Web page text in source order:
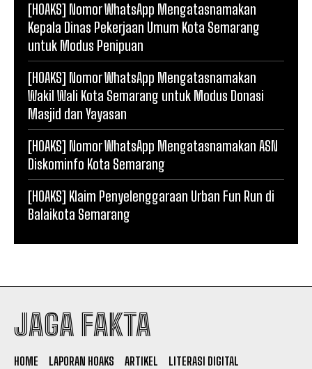
[HOAKS] Nomor WhatsApp Mengatasnamakan
Kepala Dinas Pekerjaan Umum Kota Semarang
untuk Modus Penipuan
[HOAKS] Nomor WhatsApp Mengatasnamakan
Wakil Wali Kota Semarang untuk Modus Donasi
Masjid dan Yayasan
[HOAKS] Nomor WhatsApp Mengatasnamakan ASN
Diskominfo Kota Semarang
[HOAKS] Klaim Penyelenggaraan Urban Fun Run di
Balaikota Semarang
JAGA FAKTA
HOME LAPORAN HOAKS ARTIKEL
LITERASI DIGITAL